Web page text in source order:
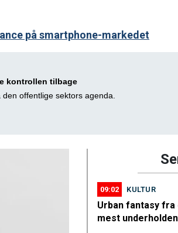
på smartphone-markedet
kontrollen tilbage
offentlige sektors agenda.
09:02 KULTUR
Urban fantasy fra
mest